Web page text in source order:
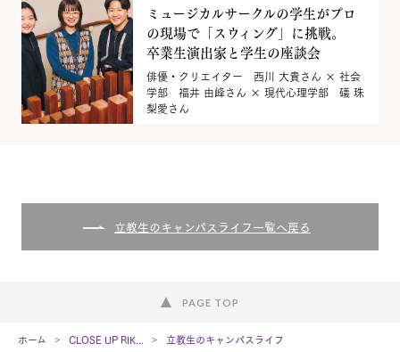
ミュージカルサークルの学生がプロ
の現場で「スウィング」に挑戦。
卒業生演出家と学生の座談会
俳優・クリエイター 西川 大貴さん × 社会
学部 福井 由峰さん × 現代心理学部 礒 珠
梨愛さん
立教生のキャンパスライフ一覧へ戻る
PAGE TOP
ホーム CLOSE UP RIK... 立教生のキャンパスライフ